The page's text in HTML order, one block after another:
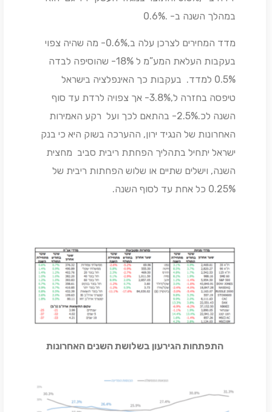
במהלך השנה ב- .0.6%
מדד המחירים לצרכן עלה ב,0.6%- מה שהיה צפוי
בעקבות העלאת המע”מ ל 18%- שהוסיפה לבדה
0.5% למדד. בעקבות כך האינפלציה בישראל
טיפסה בחזרה ל,3.8%- אך צפויה לרדת עד סוף
השנה לכ.2.5%- בהתאם לכך ועל רקע האמירות
האחרונות של הנגיד ירון, ההערכה בשוק היא כי בנק
ישראל יתחיל בתהליך הפחתת ריבית סביב מחצית
השנה, וישלים שתיים או שלוש הפחתות ריבית של
0.25% כל אחת עד לסוף השנה.
התפתחות הגירעון בשלושת השנים האחרונות